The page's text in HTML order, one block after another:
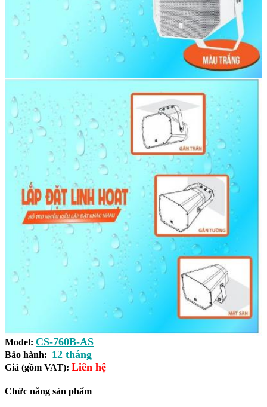
Model: CS-760B-AS
Bảo hành: 12 tháng
Giá (gồm VAT): Liên hệ
Chức năng sản phẩm